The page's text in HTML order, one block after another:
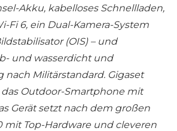
Akku, kabelloses Schnellladen,
Fi 6, ein Dual-Kamera-System
(OIS) – und
und wasserdicht und
nach Militärstandard. Gigaset
Outdoor-Smartphone mit
Gerät setzt nach dem großen
mit Top-Hardware und cleveren